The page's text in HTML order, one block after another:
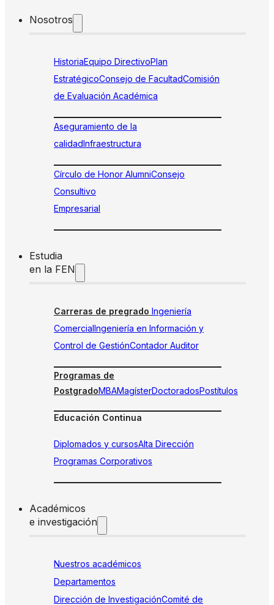
Nosotros
HistoriaEquipo DirectivoPlan
EstratégicoConsejo de FacultadComisión
de Evaluación Académica
Aseguramiento de la
calidadInfraestructura
Círculo de Honor AlumniConsejo
Consultivo
Empresarial
Estudia
en la FEN
Carreras de pregrado Ingeniería
ComercialIngeniería en Información y
Control de GestiónContador Auditor
Programas de
PostgradoMBAMagísterDoctoradosPostítulos
Educación Continua
Diplomados y cursosAlta Dirección
Programas Corporativos
Académicos
e investigación
Nuestros académicos
Departamentos
Dirección de InvestigaciónComité de